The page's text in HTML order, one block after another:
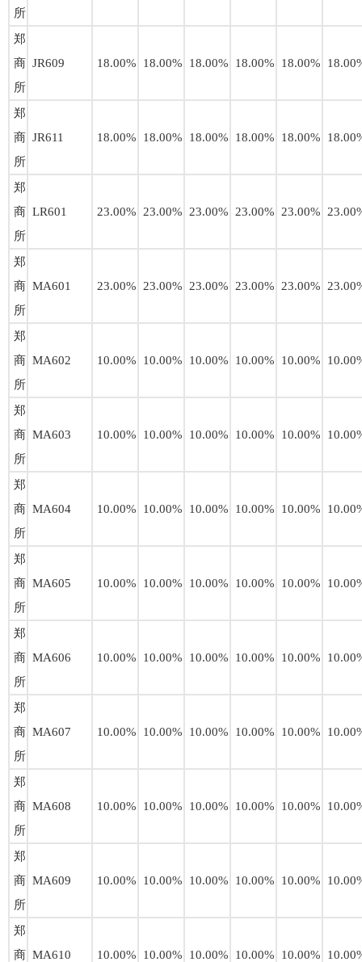
所
郑
商
所
JR609 18.00% 18.00% 18.00% 18.00% 18.00%
郑
商
所
JR611 18.00% 18.00% 18.00% 18.00% 18.00%
郑
商
所
LR601 23.00% 23.00% 23.00% 23.00% 23.00%
郑
商
所
MA601 23.00% 23.00% 23.00% 23.00% 23.00%
郑
商
所
MA602 10.00% 10.00% 10.00% 10.00% 10.00%
郑
商
所
MA603 10.00% 10.00% 10.00% 10.00% 10.00%
郑
商
所
MA604 10.00% 10.00% 10.00% 10.00% 10.00%
郑
商
所
MA605 10.00% 10.00% 10.00% 10.00% 10.00%
郑
商
所
MA606 10.00% 10.00% 10.00% 10.00% 10.00%
郑
商
所
MA607 10.00% 10.00% 10.00% 10.00% 10.00%
郑
商
所
MA608 10.00% 10.00% 10.00% 10.00% 10.00%
郑
商
所
MA609 10.00% 10.00% 10.00% 10.00% 10.00%
郑
商 MA610 10.00% 10.00% 10.00% 10.00% 10.00%